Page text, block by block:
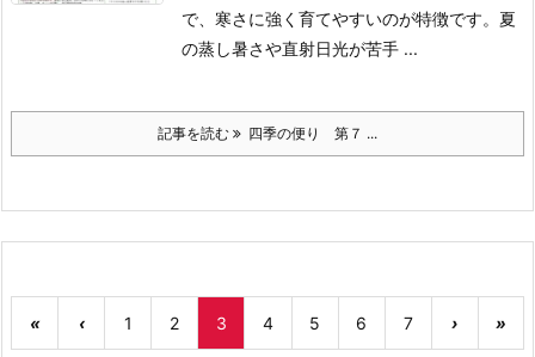
で、寒さに強く育てやすいのが特徴です。夏
の蒸し暑さや直射日光が苦手 ...
記事を読む 四季の便り 第７ ...
« ‹ 1 2 3 4 5 6 7 › »